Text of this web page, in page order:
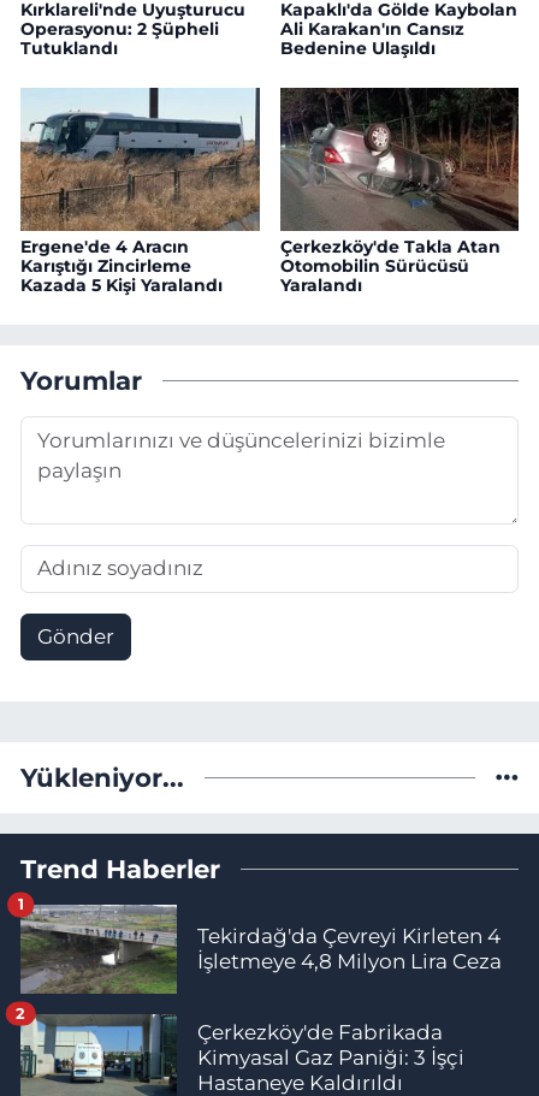
Kırklareli'nde Uyuşturucu
Operasyonu: 2 Şüpheli
Tutuklandı
Kapaklı'da Gölde Kaybolan
Ali Karakan'ın Cansız
Bedenine Ulaşıldı
Ergene'de 4 Aracın
Karıştığı Zincirleme
Kazada 5 Kişi Yaralandı
Çerkezköy'de Takla Atan
Otomobilin Sürücüsü
Yaralandı
Yorumlar
Gönder
Yükleniyor...
Trend Haberler
Tekirdağ'da Çevreyi Kirleten 4
İşletmeye 4,8 Milyon Lira Ceza
1
Çerkezköy'de Fabrikada
Kimyasal Gaz Paniği: 3 İşçi
Hastaneye Kaldırıldı
2